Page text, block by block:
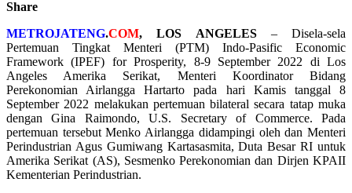
Share
METROJATENG.COM,LOS ANGELES– Disela-sela
Pertemuan Tingkat Menteri (PTM) Indo-Pasific Economic
Framework (IPEF) for Prosperity, 8-9 September 2022 di Los
Angeles Amerika Serikat, Menteri Koordinator Bidang
Perekonomian Airlangga Hartarto pada hari Kamis tanggal 8
September 2022 melakukan pertemuan bilateral secara tatap muka
dengan Gina Raimondo, U.S. Secretary of Commerce. Pada
pertemuan tersebut Menko Airlangga didampingi oleh dan Menteri
Perindustrian Agus Gumiwang Kartasasmita, Duta Besar RI untuk
Amerika Serikat (AS), Sesmenko Perekonomian dan Dirjen KPAII
Kementerian Perindustrian.